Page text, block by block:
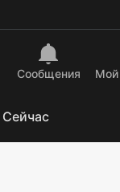
Сообщения